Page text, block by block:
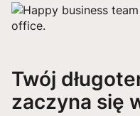
Twój
zaczyna się